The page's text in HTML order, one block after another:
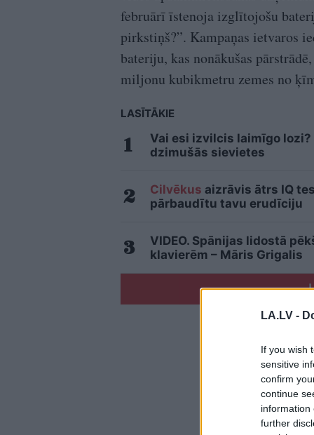
LA.LV -
If you wish
sensitive
confirm
continue
information
further
februārī īstenoja izglītojošu
pirkstiņš?”. Kampaņas ietvaros
bateriju, kas nonākušas
miljonu kubikmetru zemes no
LASĪTĀKIE
Vai esi izvilcis laimīgo
dzimušās sievietes
Cilvēkus aizrāvis ātrs IQ
pārbaudītu tavu erudīciju
VIDEO. Spānijas lidostā
klavierēm – Māris Grigalis